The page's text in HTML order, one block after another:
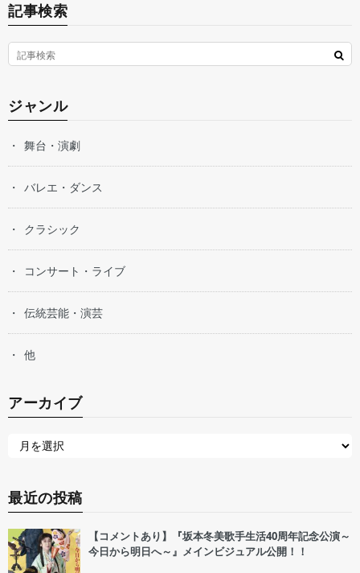
記事検索
ジャンル
舞台・演劇
バレエ・ダンス
クラシック
コンサート・ライブ
伝統芸能・演芸
他
アーカイブ
最近の投稿
【コメントあり】『坂本冬美歌手生活40周年記念公演～
今日から明日へ～』メインビジュアル公開！！